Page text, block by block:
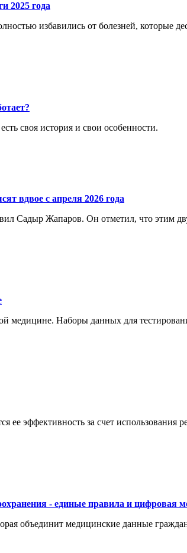
2025 года
избавились от болезней, которые
своя история и свои особенности.
вдвое с апреля 2026 года
Садыр Жапаров. Он отметил, что этим
медицине. Наборы данных для
эффективность за счет использования
- единые правила и цифровая
объединит медицинские данные